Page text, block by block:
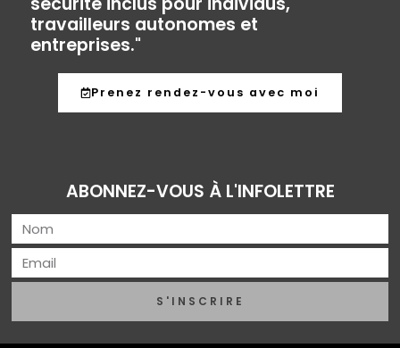
travailleurs autonomes et
entreprises."
Prenez rendez-vous avec moi
ABONNEZ-VOUS À L'INFOLETTRE
S'INSCRIRE